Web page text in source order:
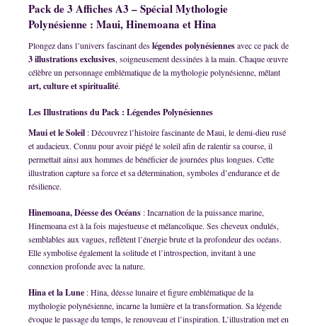
Maui
-
-
Hina
Pack de 3 Affiches A3 – Spécial Mythologie
Polynésienne : Maui, Hinemoana et Hina
Plongez dans l’univers fascinant deslégendes polynésiennesavec ce pack de
3 illustrations exclusives, soigneusement dessinées à la main. Chaque œuvre
célèbre un personnage emblématique de la mythologie polynésienne, mêlant
art, culture et spiritualité.
Les Illustrations du Pack : Légendes Polynésiennes
Maui et le Soleil : Découvrez l’histoire fascinante de Maui, le demi-dieu rusé
et audacieux. Connu pour avoir piégé le soleil afin de ralentir sa course, il
permettait ainsi aux hommes de bénéficier de journées plus longues. Cette
illustration capture sa force et sa détermination, symboles d’endurance et de
résilience.
Hinemoana, Déesse des Océans : Incarnation de la puissance marine,
Hinemoana est à la fois majestueuse et mélancolique. Ses cheveux ondulés,
semblables aux vagues, reflètent l’énergie brute et la profondeur des océans.
Elle symbolise également la solitude et l’introspection, invitant à une
connexion profonde avec la nature.
Hina et la Lune : Hina, déesse lunaire et figure emblématique de la
mythologie polynésienne, incarne la lumière et la transformation. Sa légende
évoque le passage du temps, le renouveau et l’inspiration. L’illustration met en